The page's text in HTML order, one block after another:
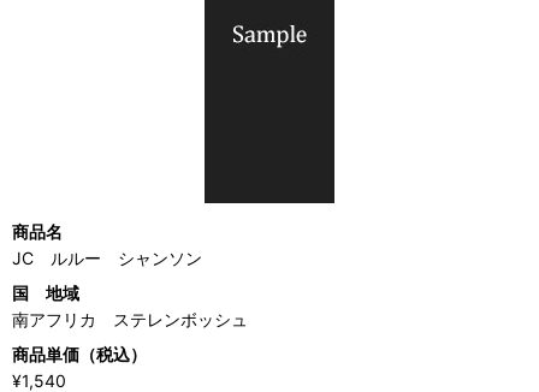
商品名
JC ルルー シャンソン
国 地域
南アフリカ ステレンボッシュ
商品単価（税込）
¥1,540